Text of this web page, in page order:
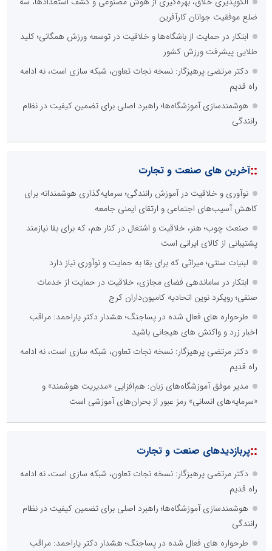
ضلع موفقیت جوانان کارآفرین
ابتکار در حمایت از باشگاه‌ها و خلاقیت در توسعه ورزش همگانی؛ کلید
طلایی پیشرفت ورزش کشور
دکتر مرتضی پرهیزگار: نسخه نجات تعاون، شبکه سازی است، نه ادامه
راه قدیم
هوشمندسازی آموزشگاه‌ها؛ راهبرد اصلی برای تضمین کیفیت در نظام
رانندگی
::آخرین های صنعت و تجارت
نوآوری و خلاقیت در آموزش رانندگی؛ سرمایه‌گذاری هوشمندانه برای
کاهش آسیب‌های اجتماعی و ارتقای ایمنی جامعه
صنعت چوب؛ هنر، خلاقیت و اشتغال در کنار هم، که برای بقا نیازمند
پشتیبانی از کالای ایرانی است
لبنیات سنتی؛ میراثی که برای بقا به حمایت و نوآوری نیاز دارد
ابتکار در ساماندهی فضای مجازی، خلاقیت در حمایت از خدمات
صنفی؛ رویکرد نوین اتحادیه کامیون‌داران کرج
طرحواره های فعال شده در پساجنگ؛ هشدار دکتر یاراحمد: مراقب
اخبار زرد و واکنش های هیجانی باشید
دکتر مرتضی پرهیزگار: نسخه نجات تعاون، شبکه سازی است، نه ادامه
راه قدیم
مدیر موفق آموزشگاه‌های زبان: هم‌افزایی «مدیریت هوشمند» و
«سرمایه‌های انسانی» رمز عبور از بحران‌های آموزشی است
::پربازدیدهای صنعت و تجارت
دکتر مرتضی پرهیزگار: نسخه نجات تعاون، شبکه سازی است، نه ادامه
راه قدیم
هوشمندسازی آموزشگاه‌ها؛ راهبرد اصلی برای تضمین کیفیت در نظام
رانندگی
طرحواره های فعال شده در پساجنگ؛ هشدار دکتر یاراحمد: مراقب